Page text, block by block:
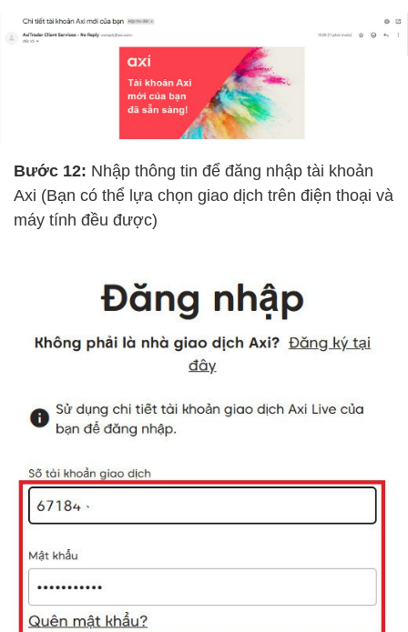
Bước 12: Nhập thông tin để đăng nhập tài khoản
Axi (Bạn có thể lựa chọn giao dịch trên điện thoại và
máy tính đều được)